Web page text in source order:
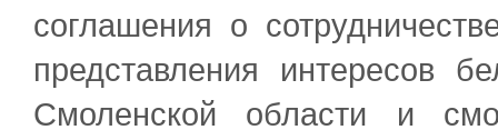
соглашения о
представления интересов
Смоленской области и